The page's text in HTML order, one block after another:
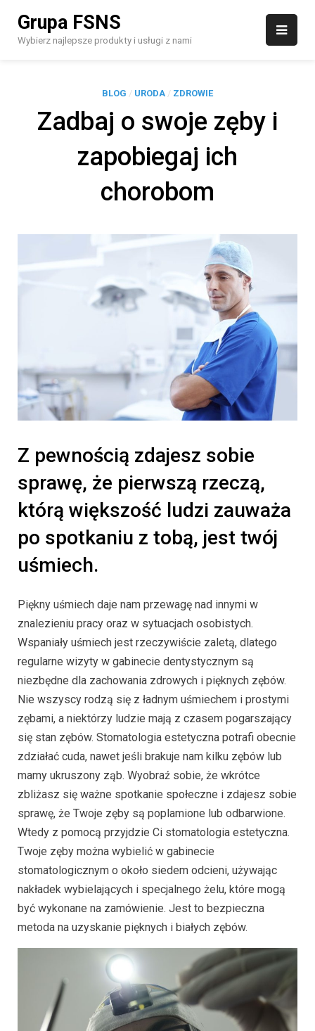
content
Grupa FSNS
Wybierz najlepsze produkty i usługi z nami
BLOG / URODA / ZDROWIE
Zadbaj o swoje zęby i
zapobiegaj ich
chorobom
Z pewnością zdajesz sobie
sprawę, że pierwszą rzeczą,
którą większość ludzi zauważa
po spotkaniu z tobą, jest twój
uśmiech.
Piękny uśmiech daje nam przewagę nad innymi w
znalezieniu pracy oraz w sytuacjach osobistych.
Wspaniały uśmiech jest rzeczywiście zaletą, dlatego
regularne wizyty w gabinecie dentystycznym są
niezbędne dla zachowania zdrowych i pięknych zębów.
Nie wszyscy rodzą się z ładnym uśmiechem i prostymi
zębami, a niektórzy ludzie mają z czasem pogarszający
się stan zębów. Stomatologia estetyczna potrafi obecnie
zdziałać cuda, nawet jeśli brakuje nam kilku zębów lub
mamy ukruszony ząb. Wyobraź sobie, że wkrótce
zbliżasz się ważne spotkanie społeczne i zdajesz sobie
sprawę, że Twoje zęby są poplamione lub odbarwione.
Wtedy z pomocą przyjdzie Ci stomatologia estetyczna.
Twoje zęby można wybielić w gabinecie
stomatologicznym o około siedem odcieni, używając
nakładek wybielających i specjalnego żelu, które mogą
być wykonane na zamówienie. Jest to bezpieczna
metoda na uzyskanie pięknych i białych zębów.